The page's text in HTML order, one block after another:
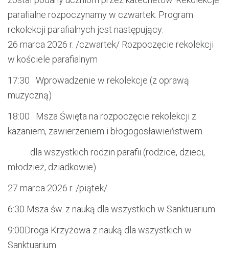
parafialne rozpoczynamy w czwartek Program
rekolekcji parafialnych jest następujący:
26 marca 2026 r. /czwartek/ Rozpoczęcie rekolekcji
w kościele parafialnym
17:30 Wprowadzenie w rekolekcje (z oprawą
muzyczną)
18:00 Msza Święta na rozpoczęcie rekolekcji z
kazaniem, zawierzeniem i błogogosławieństwem
dla wszystkich rodzin parafii (rodzice, dzieci,
młodzież, dziadkowie)
27 marca 2026 r. /piątek/
6:30 Msza św. z nauką dla wszystkich w Sanktuarium
9:00Droga Krzyżowa z nauką dla wszystkich w
Sanktuarium